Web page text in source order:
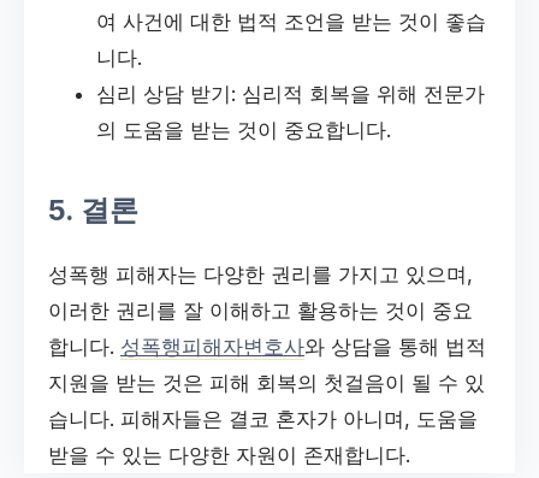
여 사건에 대한 법적 조언을 받는 것이 좋습
니다.
심리 상담 받기: 심리적 회복을 위해 전문가
의 도움을 받는 것이 중요합니다.
5. 결론
성폭행 피해자는 다양한 권리를 가지고 있으며,
이러한 권리를 잘 이해하고 활용하는 것이 중요
합니다. 성폭행피해자변호사와 상담을 통해 법적
지원을 받는 것은 피해 회복의 첫걸음이 될 수 있
습니다. 피해자들은 결코 혼자가 아니며, 도움을
받을 수 있는 다양한 자원이 존재합니다.